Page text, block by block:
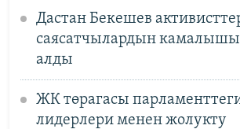
Дастан Бекешев
саясатчылардын
алды
ЖК төрагасы
лидерлери менен жолукту